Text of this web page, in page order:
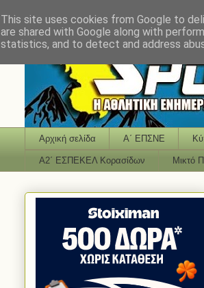
Αρχική σελίδα Α΄ ΕΠΣΝΕ
Α2΄ ΕΣΠΕΚΕΛ Κορασίδων Μικτό
This site uses cookies from Google to
are shared with Google along with
statistics, and to detect and address